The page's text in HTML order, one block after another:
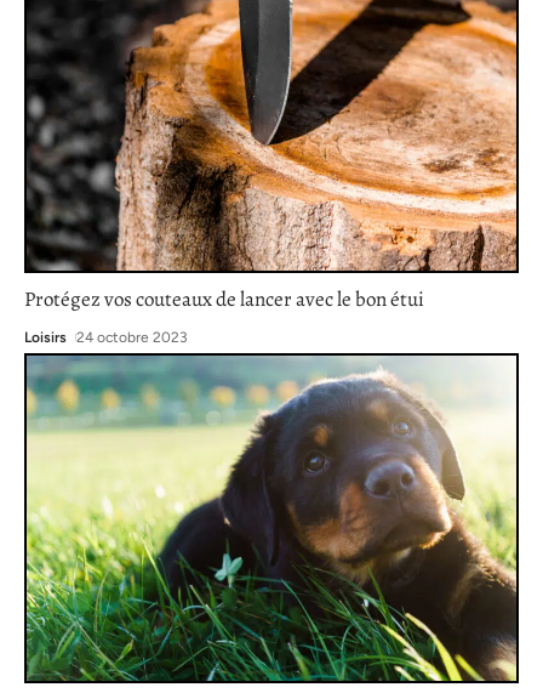
Protégez vos couteaux de lancer avec le bon étui
Loisirs 24 octobre 2023